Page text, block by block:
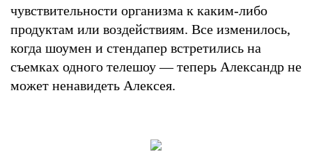
чувствительности организма к каким-либо
продуктам или воздействиям. Все изменилось,
когда шоумен и стендапер встретились на
съемках одного телешоу — теперь Александр не
может ненавидеть Алексея.